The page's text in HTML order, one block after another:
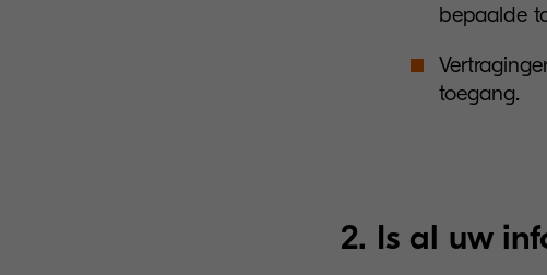
bepaalde
toegang.
2. Is al uw